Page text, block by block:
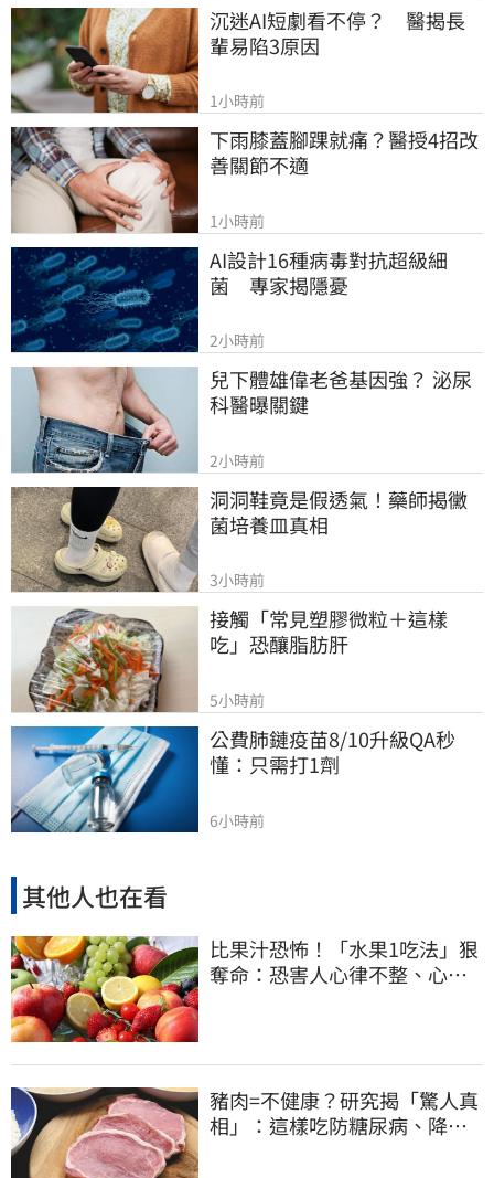
沉迷AI短劇看不停？　醫揭長
輩易陷3原因
1小時前
下雨膝蓋腳踝就痛？醫授4招改
善關節不適
1小時前
AI設計16種病毒對抗超級細
菌　專家揭隱憂
2小時前
兒下體雄偉老爸基因強？ 泌尿
科醫曝關鍵
2小時前
洞洞鞋竟是假透氣！藥師揭黴
菌培養皿真相
3小時前
接觸「常見塑膠微粒＋這樣
吃」恐釀脂肪肝
5小時前
公費肺鏈疫苗8/10升級QA秒
懂：只需打1劑
6小時前
其他人也在看
比果汁恐怖！「水果1吃法」狠
奪命：恐害人心律不整、心臟
豬肉=不健康？研究揭「驚人真
相」：這樣吃防糖尿病、降膽